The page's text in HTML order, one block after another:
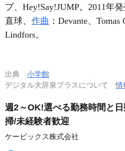
プ、Hey!Say!JUMP。2011年発
直球、 作曲 ：Devante、
Lindfors。
出典 小学館
デジタル大辞泉プラスについて情
週2～OK!選べる勤務時間と
掃/未経験者歓迎
ケービックス株式会社